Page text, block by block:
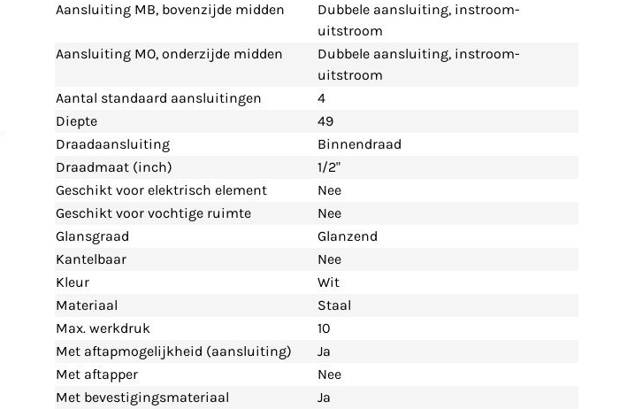
Aansluiting MB, bovenzijde midden
Dubbele aansluiting, instroom-
uitstroom
Aansluiting MO, onderzijde midden
Dubbele aansluiting, instroom-
uitstroom
Aantal standaard aansluitingen
4
Diepte
49
Draadaansluiting
Binnendraad
Draadmaat (inch)
1/2"
Geschikt voor elektrisch element
Nee
Geschikt voor vochtige ruimte
Nee
Glansgraad
Glanzend
Kantelbaar
Nee
Kleur
Wit
Materiaal
Staal
Max. werkdruk
10
Met aftapmogelijkheid (aansluiting)
Ja
Met aftapper
Nee
Met bevestigingsmateriaal
Ja